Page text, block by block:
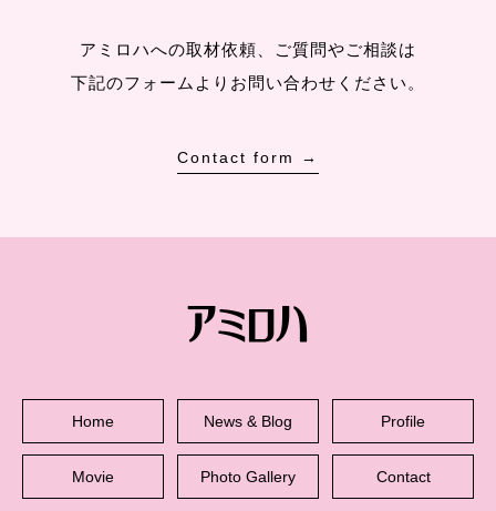
アミロハへの取材依頼、ご質問やご相談は
下記のフォームよりお問い合わせください。
Contact form →
Home News & Blog Profile
Movie Photo Gallery Contact